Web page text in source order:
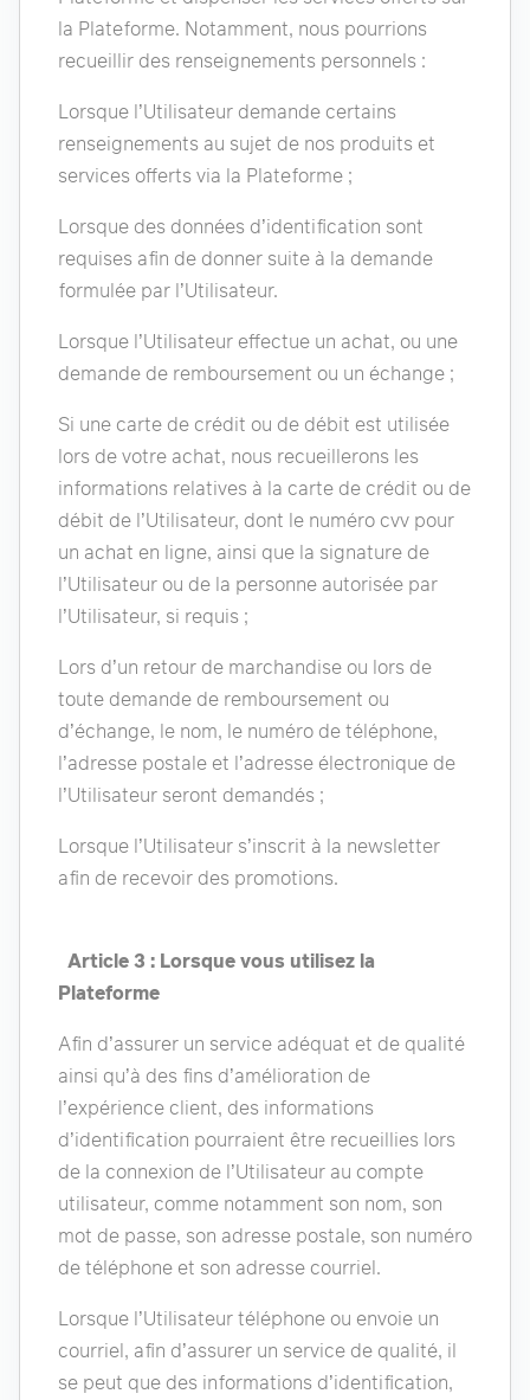
la Plateforme. Notamment, nous pourrions
recueillir des renseignements personnels :
Lorsque l’Utilisateur demande certains
renseignements au sujet de nos produits et
services offerts via la Plateforme ;
Lorsque des données d’identification sont
requises afin de donner suite à la demande
formulée par l’Utilisateur.
Lorsque l’Utilisateur effectue un achat, ou une
demande de remboursement ou un échange ;
Si une carte de crédit ou de débit est utilisée
lors de votre achat, nous recueillerons les
informations relatives à la carte de crédit ou de
débit de l’Utilisateur, dont le numéro cvv pour
un achat en ligne, ainsi que la signature de
l’Utilisateur ou de la personne autorisée par
l’Utilisateur, si requis ;
Lors d’un retour de marchandise ou lors de
toute demande de remboursement ou
d’échange, le nom, le numéro de téléphone,
l’adresse postale et l’adresse électronique de
l’Utilisateur seront demandés ;
Lorsque l’Utilisateur s’inscrit à la newsletter
afin de recevoir des promotions.
Article 3 : Lorsque vous utilisez la
Plateforme
Afin d’assurer un service adéquat et de qualité
ainsi qu’à des fins d’amélioration de
l’expérience client, des informations
d’identification pourraient être recueillies lors
de la connexion de l’Utilisateur au compte
utilisateur, comme notamment son nom, son
mot de passe, son adresse postale, son numéro
de téléphone et son adresse courriel.
Lorsque l’Utilisateur téléphone ou envoie un
courriel, afin d’assurer un service de qualité, il
se peut que des informations d’identification,